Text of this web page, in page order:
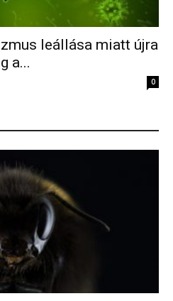
leállása miatt újra
a...
0